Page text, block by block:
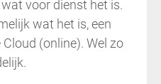
voor dienst het is.
wat het is, een
(online). Wel zo